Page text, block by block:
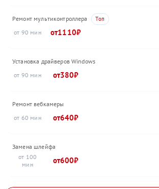
Ремонт мультиконтроллера
90
1110
Установка драйверов Windows
90
380
Ремонт вебкамеры
60
640
Замена шлейфа
100
600